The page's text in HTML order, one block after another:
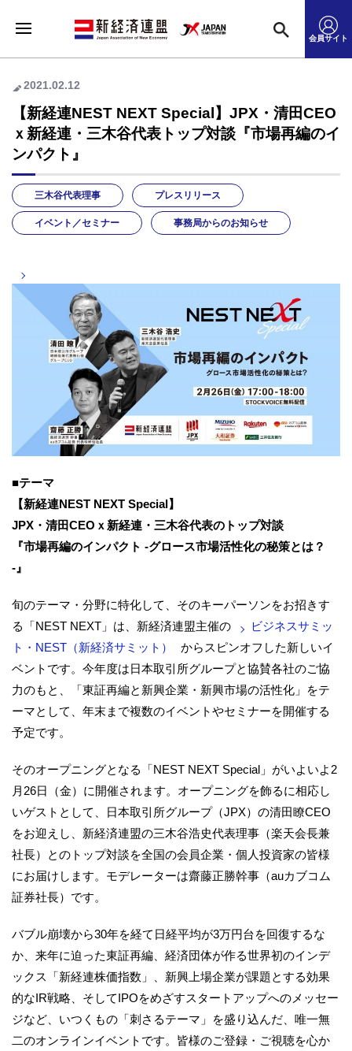
会員サイト
2021.02.12
【新経連NEST NEXT Special】JPX・清田CEO
ｘ新経連・三木谷代表トップ対談『市場再編のイ
ンパクト』
三木谷代表理事 プレスリリース
イベント／セミナー 事務局からのお知らせ
■テーマ
【新経連NEST NEXT Special】
JPX・清田CEOｘ新経連・三木谷代表のトップ対談
『市場再編のインパクト -グロース市場活性化の秘策とは？
-』
旬のテーマ・分野に特化して、そのキーパーソンをお招きす
る「NEST NEXT」は、新経済連盟主催の
ビジネスサミッ
ト・NEST（新経済サミット）
からスピンオフした新しいイ
ベントです。今年度は日本取引所グループと協賛各社のご協
力のもと、「東証再編と新興企業・新興市場の活性化」をテ
ーマとして、年末まで複数のイベントやセミナーを開催する
予定です。
そのオープニングとなる「NEST NEXT Special」がいよいよ2
月26日（金）に開催されます。オープニングを飾るに相応し
いゲストとして、日本取引所グループ（JPX）の清田瞭CEO
をお迎えし、新経済連盟の三木谷浩史代表理事（楽天会長兼
社長）とのトップ対談を全国の会員企業・個人投資家の皆様
にお届けします。モデレーターは齋藤正勝幹事（auカブコム
証券社長）です。
バブル崩壊から30年を経て日経平均が3万円台を回復するな
か、来年に迫った東証再編、経済団体が作る世界初のインデ
ックス「新経連株価指数」、新興上場企業が課題とする効果
的なIR戦略、そしてIPOをめざすスタートアップへのメッセー
ジなど、いつくもの「刺さるテーマ」を盛り込んだ、唯一無
二のオンラインイベントです。皆様のご登録・ご視聴を心か